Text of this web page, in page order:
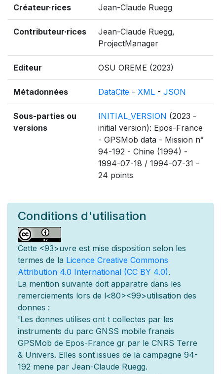
Créateur·rices Jean-Claude Ruegg
Contributeur·rices
Jean-Claude Ruegg,
ProjectManager
Editeur OSU OREME (2023)
Métadonnées DataCite - XML - JSON
Sous-parties ou
versions
INITIAL_VERSION (2023 -
initial version): Epos-France
- GPSMob data - Mission n°
94-192 - Chine (1994) -
1994-07-18 / 1994-07-31 -
24 points
Conditions d'utilisation
Cette <93>uvre est mise disposition selon les
termes de la Licence Creative Commons
Attribution 4.0 International (CC BY 4.0).
La mention suivante doit apparatre dans les
remerciements lors de l<80><99>utilisation des
donnes :
'Les donnes utilises ont t collectes par les
instruments du parc GNSS mobile franais
GPSMob de Epos-France gr par le CNRS Terre
& Univers. Elles sont issues de la campagne 94-
192 mene par Jean-Claude Ruegg.